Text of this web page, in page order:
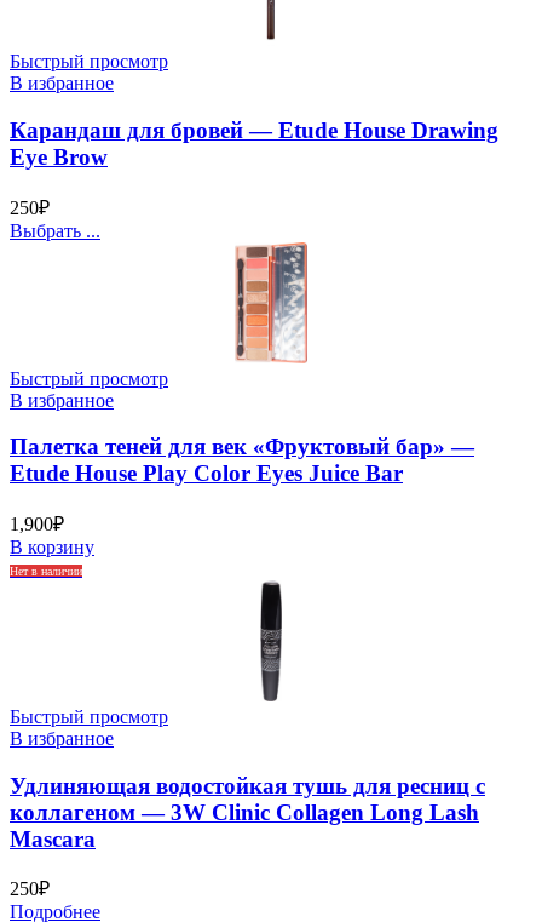
Быстрый просмотр
В избранное
Карандаш для бровей — Etude House Drawing
Eye Brow
250₽
Выбрать ...
Быстрый просмотр
В избранное
Палетка теней для век «Фруктовый бар» —
Etude House Play Color Eyes Juice Bar
1,900₽
В корзину
Нет в наличии
Быстрый просмотр
В избранное
Удлиняющая водостойкая тушь для ресниц с
коллагеном — 3W Clinic Collagen Long Lash
Mascara
250₽
Подробнее